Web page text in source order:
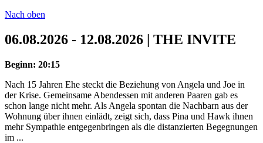
Nach oben
06.08.2026 - 12.08.2026 | THE INVITE
Beginn: 20:15
Nach 15 Jahren Ehe steckt die Beziehung von Angela und Joe in
der Krise. Gemeinsame Abendessen mit anderen Paaren gab es
schon lange nicht mehr. Als Angela spontan die Nachbarn aus der
Wohnung über ihnen einlädt, zeigt sich, dass Pina und Hawk ihnen
mehr Sympathie entgegenbringen als die distanzierten Begegnungen
im ...